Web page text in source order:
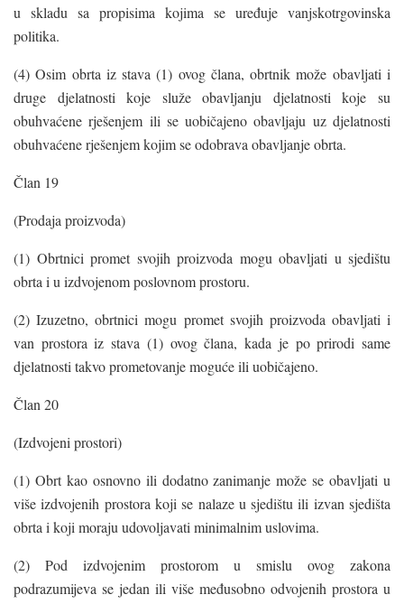
u skladu sa propisima kojima se uređuje vanjskotrgovinska
politika.
(4) Osim obrta iz stava (1) ovog člana, obrtnik može obavljati i
druge djelatnosti koje služe obavljanju djelatnosti koje su
obuhvaćene rješenjem ili se uobičajeno obavljaju uz djelatnosti
obuhvaćene rješenjem kojim se odobrava obavljanje obrta.
Član 19
(Prodaja proizvoda)
(1) Obrtnici promet svojih proizvoda mogu obavljati u sjedištu
obrta i u izdvojenom poslovnom prostoru.
(2) Izuzetno, obrtnici mogu promet svojih proizvoda obavljati i
van prostora iz stava (1) ovog člana, kada je po prirodi same
djelatnosti takvo prometovanje moguće ili uobičajeno.
Član 20
(Izdvojeni prostori)
(1) Obrt kao osnovno ili dodatno zanimanje može se obavljati u
više izdvojenih prostora koji se nalaze u sjedištu ili izvan sjedišta
obrta i koji moraju udovoljavati minimalnim uslovima.
(2) Pod izdvojenim prostorom u smislu ovog zakona
podrazumijeva se jedan ili više međusobno odvojenih prostora u